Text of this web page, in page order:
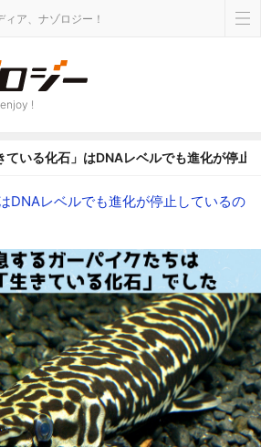
ア、ナゾロジー！
!
ている化石」はDNAレベルでも進化が停止
DNAレベルでも進化が停止しているの